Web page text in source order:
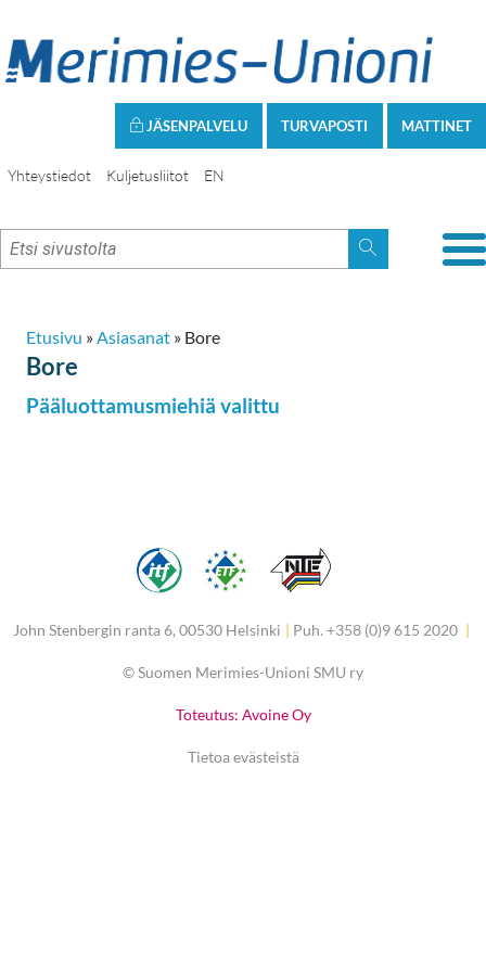
MATTINET
TURVAPOSTI
JÄSENPALVELU
Yhteystiedot Kuljetusliitot EN
Etusivu » Asiasanat » Bore
Bore
Pääluottamusmiehiä valittu
John Stenbergin ranta 6, 00530 Helsinki | Puh. +358 (0)9 615 2020 |
©Suomen Merimies-Unioni SMU ry
Toteutus: Avoine Oy
Tietoa evästeistä